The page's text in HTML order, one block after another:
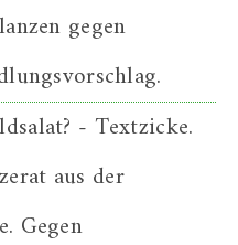
gegen
- Textzicke.
aus der
Gegen